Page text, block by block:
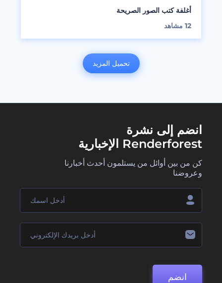
أغلفة كتب الصور الصريحة
12 مشاهد
تحميل المزيد
انضم إلى نشرة
Renderforest الإخبارية
كن من بين أوائل من يستلمون أحدث أخبارنا
وعروضنا
انضم